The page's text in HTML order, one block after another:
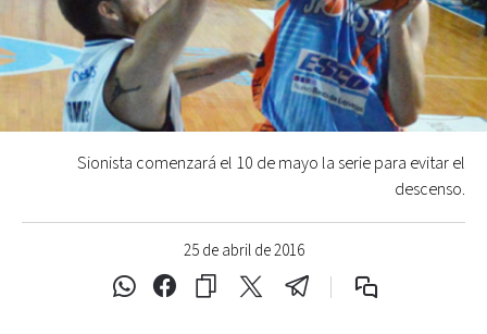
25 de abril de 2016
Sionista comenzará el 10 de mayo la serie para evitar el
descenso.